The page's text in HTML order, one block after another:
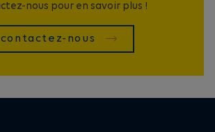
nous pour en savoir plus !
contactez-nous